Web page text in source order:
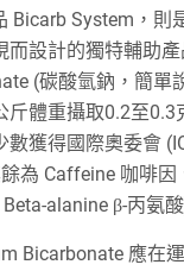
Bicarb System，則
而設計的獨特輔助
(碳酸氫鈉，簡單
斤體重攝取0.2至0.3
數獲得國際奧委會
為 Caffeine 咖啡因
alanine β-丙氨酸
Bicarbonate 應在